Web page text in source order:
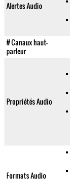
Alertes Audio
# Canaux haut-
parleur
Propriétés Audio
Formats Audio